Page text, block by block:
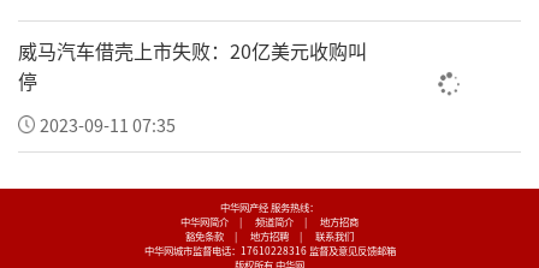
威马汽车借壳上市失败：20亿美元收购叫
停
2023-09-11 07:35
中华网产经 服务热线：
中华网简介
| 频道简介 |
地方招商
豁免条款
| 地方招聘 |
联系我们
中华网城市监督电话：17610228316 监督及意见反馈邮箱
版权所有 中华网